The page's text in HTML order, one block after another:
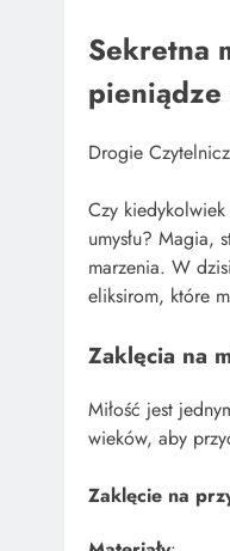
Sekretna
pieniądze
Drogie
Czy
umysłu? Magia,
marzenia. W
eliksirom, które
Zaklęcia na
Miłość jest
wieków, aby
Zaklęcie na